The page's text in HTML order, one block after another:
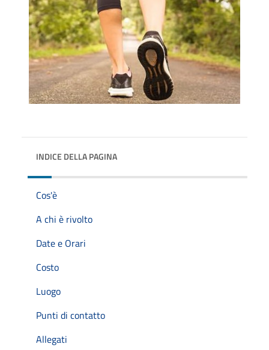
INDICE DELLA PAGINA
Cos'è
A chi è rivolto
Date e Orari
Costo
Luogo
Punti di contatto
Allegati